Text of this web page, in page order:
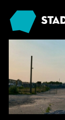
Programm
Übersicht
Ballett &
Service
Neuigkeiten
Das Haus